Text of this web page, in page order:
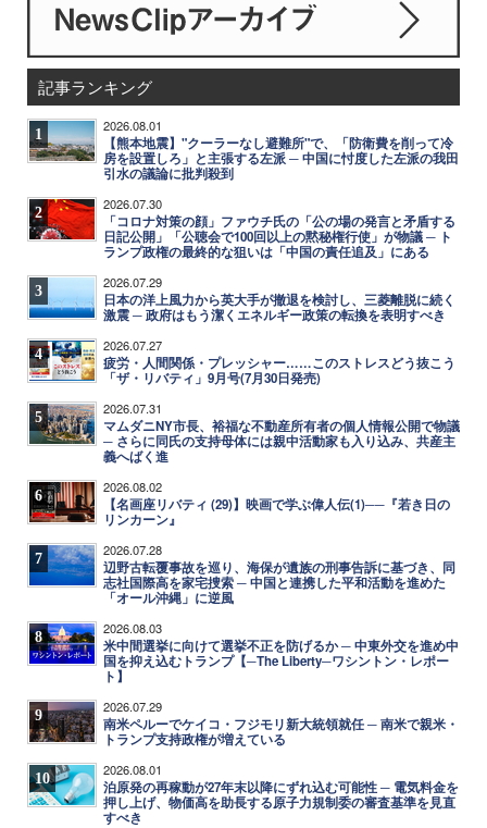
記事ランキング
1 2026.08.01
【熊本地震】"クーラーなし避難所"で、「防衛費を削って冷
房を設置しろ」と主張する左派 ─ 中国に忖度した左派の我田
引水の議論に批判殺到
2 2026.07.30
「コロナ対策の顔」ファウチ氏の「公の場の発言と矛盾する
日記公開」「公聴会で100回以上の黙秘権行使」が物議 ─ ト
ランプ政権の最終的な狙いは「中国の責任追及」にある
3 2026.07.29
日本の洋上風力から英大手が撤退を検討し、三菱離脱に続く
激震 ─ 政府はもう潔くエネルギー政策の転換を表明すべき
4 2026.07.27
疲労・人間関係・プレッシャー……このストレスどう抜こう
「ザ・リバティ」9月号(7月30日発売)
5 2026.07.31
マムダニNY市長、裕福な不動産所有者の個人情報公開で物議
─ さらに同氏の支持母体には親中活動家も入り込み、共産主
義へばく進
6 2026.08.02
【名画座リバティ (29)】映画で学ぶ偉人伝(1)──『若き日の
リンカーン』
7 2026.07.28
辺野古転覆事故を巡り、海保が遺族の刑事告訴に基づき、同
志社国際高を家宅捜索 ─ 中国と連携した平和活動を進めた
「オール沖縄」に逆風
8 2026.08.03
米中間選挙に向けて選挙不正を防げるか ─ 中東外交を進め中
国を抑え込むトランプ【─The Liberty─ワシントン・レポー
ト】
9 2026.07.29
南米ペルーでケイコ・フジモリ新大統領就任 ─ 南米で親米・
トランプ支持政権が増えている
10 2026.08.01
泊原発の再稼動が27年末以降にずれ込む可能性 ─ 電気料金を
押し上げ、物価高を助長する原子力規制委の審査基準を見直
すべき